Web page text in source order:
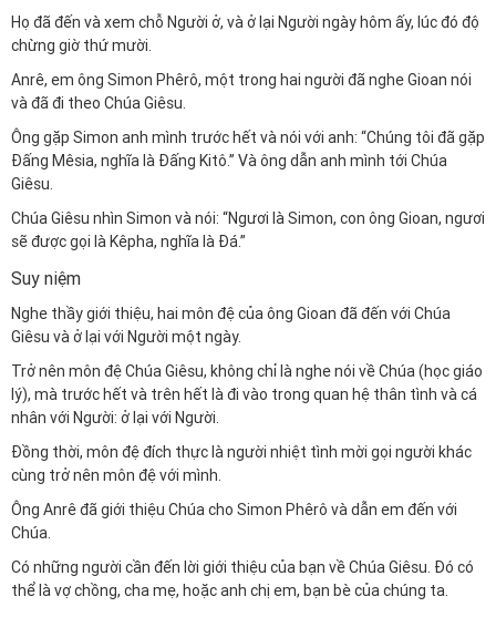
Họ đã đến và xem chỗ Người ở, và ở lại Người ngày hôm ấy, lúc đó độ
chừng giờ thứ mười.
Anrê, em ông Simon Phêrô, một trong hai người đã nghe Gioan nói
và đã đi theo Chúa Giêsu.
Ông gặp Simon anh mình trước hết và nói với anh: “Chúng tôi đã gặp
Đấng Mêsia, nghĩa là Đấng Kitô.” Và ông dẫn anh mình tới Chúa
Giêsu.
Chúa Giêsu nhìn Simon và nói: “Ngươi là Simon, con ông Gioan, ngươi
sẽ được gọi là Kêpha, nghĩa là Đá.”
Suy niệm
Nghe thầy giới thiệu, hai môn đệ của ông Gioan đã đến với Chúa
Giêsu và ở lại với Người một ngày.
Trở nên môn đệ Chúa Giêsu, không chỉ là nghe nói về Chúa (học giáo
lý), mà trước hết và trên hết là đi vào trong quan hệ thân tình và cá
nhân với Người: ở lại với Người.
Đồng thời, môn đệ đích thực là người nhiệt tình mời gọi người khác
cùng trở nên môn đệ với mình.
Ông Anrê đã giới thiệu Chúa cho Simon Phêrô và dẫn em đến với
Chúa.
Có những người cần đến lời giới thiệu của bạn về Chúa Giêsu. Đó có
thể là vợ chồng, cha mẹ, hoặc anh chị em, bạn bè của chúng ta.